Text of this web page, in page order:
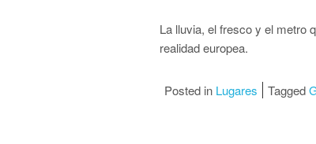
La lluvia, el fresco y el metro
realidad europea.
Posted in Lugares Tagged